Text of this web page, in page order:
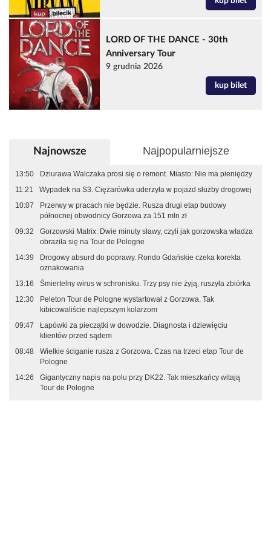
LORD OF THE DANCE - 30th
Anniversary Tour
9 grudnia 2026
kup bilet
Najnowsze Najpopularniejsze
13:50
Dziurawa Walczaka prosi się o remont. Miasto: Nie ma pieniędzy
11:21
Wypadek na S3. Ciężarówka uderzyła w pojazd służby drogowej
10:07
Przerwy w pracach nie będzie. Rusza drugi etap budowy
północnej obwodnicy Gorzowa za 151 mln zł
09:32
Gorzowski Matrix: Dwie minuty sławy, czyli jak gorzowska władza
obraziła się na Tour de Pologne
14:39
Drogowy absurd do poprawy. Rondo Gdańskie czeka korekta
oznakowania
13:16
Śmiertelny wirus w schronisku. Trzy psy nie żyją, ruszyła zbiórka
12:30
Peleton Tour de Pologne wystartował z Gorzowa. Tak
kibicowaliście najlepszym kolarzom
09:47
Łapówki za pieczątki w dowodzie. Diagnosta i dziewięciu
klientów przed sądem
08:48
Wielkie ściganie rusza z Gorzowa. Czas na trzeci etap Tour de
Pologne
14:26
Gigantyczny napis na polu przy DK22. Tak mieszkańcy witają
Tour de Pologne